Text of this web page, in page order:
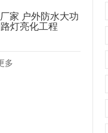
家 户外防水大功
灯亮化工程
多